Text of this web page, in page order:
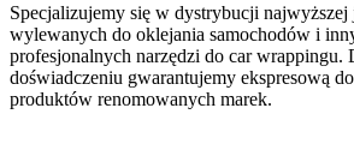
Specjalizujemy się w dystrybucji
wylewanych do oklejania samochodów i
profesjonalnych narzędzi do car wrappingu.
doświadczeniu gwarantujemy ekspresową
produktów renomowanych marek.